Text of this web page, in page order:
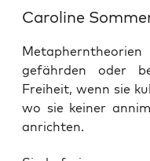
Caroline
gefährden oder
Freiheit, wenn sie
wo sie keiner
anrichten.